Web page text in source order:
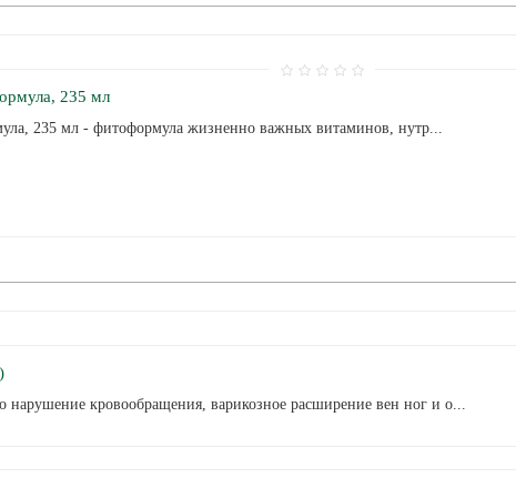
235 мл
235 мл - фитоформула жизненно важных витаминов, нутр...
нарушение кровообращения, варикозное расширение вен ног и о...